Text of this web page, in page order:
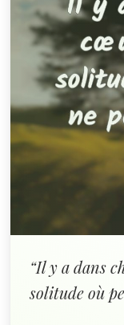
“Il y a dans
solitude où